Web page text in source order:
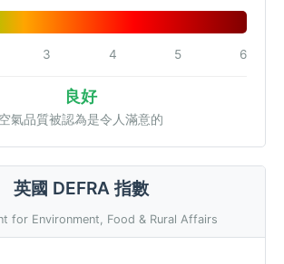
3 4 5 6
良好
空氣品質被認為是令人滿意的
英國 DEFRA 指數
for Environment, Food & Rural Affairs